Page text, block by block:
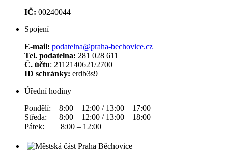
IČ: 00240044
Spojení
E-mail: podatelna@praha-bechovice.cz
Tel. podatelna: 281 028 611
Č. účtu: 2112140621/2700
ID schránky: erdb3s9
Úřední hodiny
Pondělí: 8:00 – 12:00 / 13:00 – 17:00
Středa: 8:00 – 12:00 / 13:00 – 18:00
Pátek: 8:00 – 12:00